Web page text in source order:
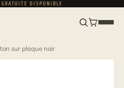
DISPONIBLE
sur plaque noir